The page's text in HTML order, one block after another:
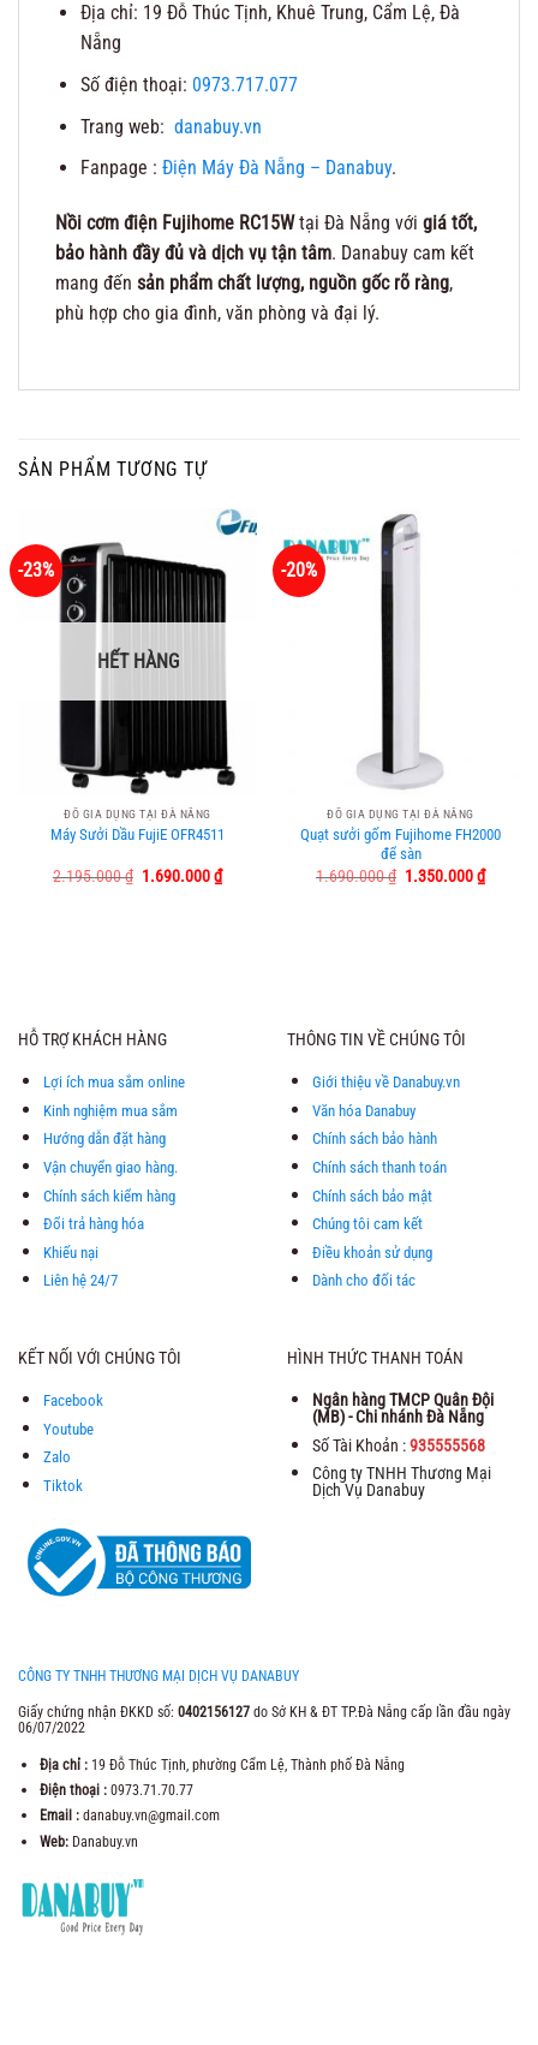
Địa chỉ: 19 Đỗ Thúc Tịnh, Khuê Trung, Cẩm Lệ, Đà
Nẵng
Số điện thoại: 0973.717.077
Trang web: danabuy.vn
Fanpage : Điện Máy Đà Nẵng – Danabuy.
Nồi cơm điện Fujihome RC15Wtại Đà Nẵng với giá tốt,
bảo hành đầy đủ và dịch vụ tận tâm. Danabuy cam kết
mang đến sản phẩm chất lượng, nguồn gốc rõ ràng,
phù hợp cho gia đình, văn phòng và đại lý.
SẢN PHẨM TƯƠNG TỰ
-23%
HẾT HÀNG
ĐỒ GIA DỤNG TẠI ĐÀ NẴNG
Máy Sưởi Dầu FujiE OFR4511
2.195.000₫ Giá
1.690.000₫Giá
hiện
-20%
ĐỒ GIA DỤNG TẠI ĐÀ NẴNG
Quạt sưởi gốm Fujihome FH2000
để sàn
1.690.000₫ Giá
1.350.000₫Giá
hiện
HỖ TRỢ KHÁCH HÀNG
Lợi ích mua sắm online
Kinh nghiệm mua sắm
Hướng dẫn đặt hàng
Vận chuyển giao hàng.
Chính sách kiểm hàng
Đổi trả hàng hóa
Khiếu nại
Liên hệ 24/7
THÔNG TIN VỀ CHÚNG TÔI
Giới thiệu về Danabuy.vn
Văn hóa Danabuy
Chính sách bảo hành
Chính sách thanh toán
Chính sách bảo mật
Chúng tôi cam kết
Điều khoản sử dụng
Dành cho đối tác
KẾT NỐI VỚI CHÚNG TÔI
Facebook
Youtube
Zalo
Tiktok
HÌNH THỨC THANH TOÁN
Ngân hàng TMCP Quân Đội
(MB) - Chi nhánh Đà Nẵng
Số Tài Khoản :935555568
Công ty TNHH Thương Mại
Dịch Vụ Danabuy
CÔNG TY TNHH THƯƠNG MẠI DỊCH VỤ DANABUY
Giấy chứng nhận ĐKKD số: 0402156127 do Sở KH & ĐT TP.Đà Nẵng cấp lần đầu ngày
06/07/2022
Địa chỉ :19 Đỗ Thúc Tịnh, phường Cẩm Lệ, Thành phố Đà Nẵng
Điện thoại :0973.71.70.77
Email : danabuy.vn@gmail.com
Web: Danabuy.vn